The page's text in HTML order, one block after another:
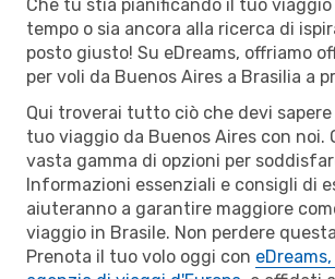
Che tu stia pianificando il tuo viaggio
tempo o sia ancora alla ricerca di
posto giusto! Su eDreams, offriamo
per voli da Buenos Aires a Brasilia a
Qui troverai tutto ciò che devi
tuo viaggio da Buenos Aires con noi.
vasta gamma di opzioni per
Informazioni essenziali e consigli di
aiuteranno a garantire maggiore
viaggio in Brasile. Non perdere
Prenota il tuo volo oggi con